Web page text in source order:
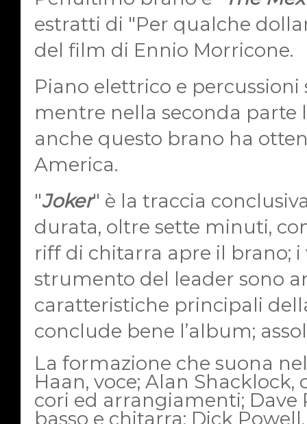
estratti di "Per qualche
del film di Ennio Morricone.
Piano elettrico e
mentre nella seconda parte
anche questo brano ha
America.
"Joker" è la traccia
durata, oltre sette minuti,
riff di chitarra apre il brano;
strumento del leader sono
caratteristiche principali
conclude bene l’album;
La formazione che suona
Haan, voce; Alan
cori ed arrangiamenti; Dave
basso e chitarra; Dick